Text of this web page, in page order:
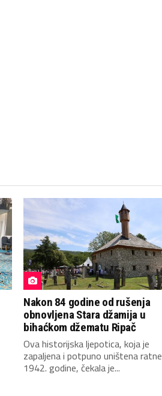
Nakon 84 godine od rušenja
obnovljena Stara džamija u
bihaćkom džematu Ripač
Ova historijska ljepotica, koja je
zapaljena i potpuno uništena ratne
1942. godine, čekala je...